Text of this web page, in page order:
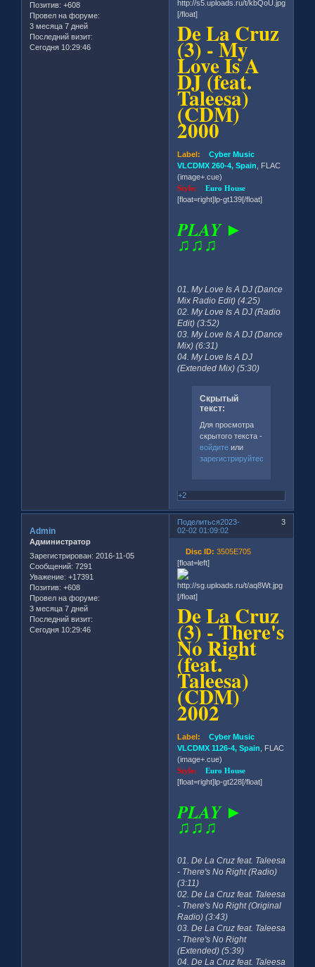
Позитив: +608
Провел на форуме:
3 месяца 7 дней
Последний визит:
Сегодня 10:29:46
[/float]
De La Cruz
(3) - My
Love Is A
DJ (feat.
Taleesa)
(CDM)
2000
Label: Cyber Music
VLCDMX 260-4, Spain , FLAC
(image+.cue)
Style:Euro House
[float=right]lp-gt139[/float]
PLAY ►
♫♫♫
01. My Love Is A DJ (Dance
Mix Radio Edit) (4:25)
02. My Love Is A DJ (Radio
Edit) (3:52)
03. My Love Is A DJ (Dance
Mix) (6:31)
04. My Love Is A DJ
(Extended Mix) (5:30)
Скрытый
текст:
Для просмотра
скрытого текста -
войдитеили
зарегистрируйтесь
+2
Поделиться 3
2023-
02-02 01:09:02
Admin
Администратор
Зарегистрирован: 2016-11-05
Сообщений: 7291
Уважение: +17391
Позитив: +608
Провел на форуме:
3 месяца 7 дней
Последний визит:
Сегодня 10:29:46
Disc ID: 3505E705
[float=left]
[/float]
De La Cruz
(3) - There's
No Right
(feat.
Taleesa)
(CDM)
2002
Label: Cyber Music
VLCDMX 1126-4, Spain , FLAC
(image+.cue)
Style:Euro House
[float=right]lp-gt228[/float]
PLAY ►
♫♫♫
01. De La Cruz feat. Taleesa
- There's No Right (Radio)
(3:11)
02. De La Cruz feat. Taleesa
- There's No Right (Original
Radio) (3:43)
03. De La Cruz feat. Taleesa
- There's No Right
(Extended) (5:39)
04. De La Cruz feat. Taleesa